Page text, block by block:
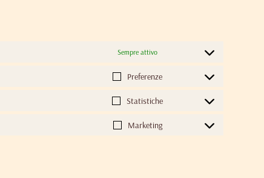
Sempre attivo
Preferenze
Statistiche
Marketing